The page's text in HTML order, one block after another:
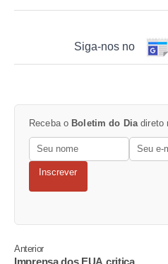
Siga-nos no
Receba o Boletim do Diadireto
Inscrever
Anterior
Imprensa dos EUA critica